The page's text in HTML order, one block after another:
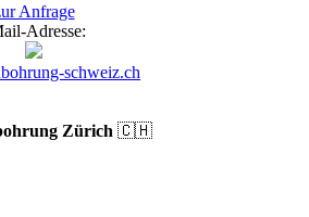
Anfrage
Adresse:
schweiz.ch
Zürich 🇨🇭